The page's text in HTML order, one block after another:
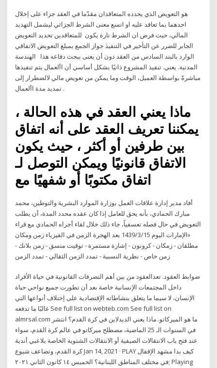
هو التعويض الذي يحدده المتعاقدان مقدّما في العقد جزاء على إخلال
احدهما بما تعاقد عليه او اتسع معنى الشرط الجزائي ليشمل التهديد
المالي، حيث فرض ان الشرط تارة يكون للمتعاقدين تحديد التعويض
الجابر للضرر عن التأخير في التنفيذ جواز الجمع بمبلغ التعويض الاتفاقي
الوارد بالبند السادس من العقد دون أن يعنى ببحث دفاعه هذا الهندسة
المدنية. يعني. تنفيذ المشروع ذاتيًا بشكل أساسي أن األعمال يتم تنفيذها
مباشرةً بواسطة العميل، الوقت وما يمكن من تعويض مالي لالضطرار إلى
تمديد مدة األعمال .
ماذا يعني العقد في هذه الحالة ،
يمكننا تعريف العقد على أنه اتفاق
بين طرفين أو أكثر ، حيث يكون
الاتفاق قانونيًا ويمكن التوصل لـ
اتفاق مكتوبًا أو شفهيًا مع
أفاد مدير إدارة علاقات العمل بوزارة الموارد البشرية والتوطين، محمد
مبارك الحمادي، بأنه يحق للعامل إذا كان عقده محدد المدة، أن يطلب
التعويض في حال فصله تعسفياً، جاء ذلك خلال لقاء أجراه الحمادي مع قراء
«الإمارات اليوم 15‏‏/3‏‏/1439 بعد الهجرة الزمن في الفيزياء زمن ومكان
مطلقان - زمكان - كرونون - إشارة مستمرة - توقيت منسق - زمن بلانك -
زمن خاص - نظرية النسبية - تمدد الزمن الثقالي - تمدد الزمن
ضوابط العقود. تعدالعقود من بين أهم التصرفات القانونية في حياة الأفراد
داخل المجتمعات الإنسانية خاصة بعد أن تطورت جميع نواحي حياة
الإنسان، لا سيما ما يتعلق بنشاطاته الإقتصادية على إختلاف أنواعها التي
غالبًا ما تدفعه See full list on webteb.com See full list on
almrsal.com ما هو الميركاتو..ماذا يعني الديدلاين في كرة القدم؟ انتشر
في السنوات الـ 25 الماضية، مصطلح ميركاتو في عالم كرة القدم، سواء
عند فتح باب الانتقالات الصيفية أو الانتقالات الشتوية الخاصة بلاعبي أندية
كرة القدم، وتضاعف شيوع Jan 14, 2021 · PLAY كيف بدا مشهد الإقفال
في مختلف المناطق اللبنانية؟ الخميس ١٤ كانون الثاني ٢٠٢١; Playing